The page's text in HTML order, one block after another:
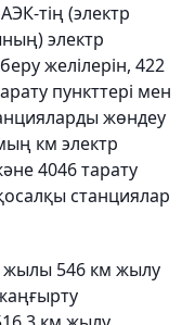
тің (электр
электр
желілерін, 422
пункттері мен
жөндеу
км электр
4046 тарату
станциялар
жылы 546 км жылу